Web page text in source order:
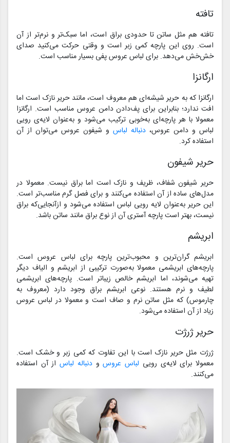
تافته
تافته هم مثل ساتن تا حدودی براق است، اما سبک‌تر و نرم‌تر از آن
است. روی این پارچه کمی زبر است و وقتی حرکت می‌کنید صدای
خش‌خش می‌دهد. برای لباس عروس پفی بسیار مناسب است.
ارگانزا
ارگانزا که به حریر شیشه‌ای هم معروف است، مانند حریر نازک است اما
افت ندارد؛ بنابراین برای پف‌دادن دامن عروس مناسب است. ارگانزا
معمولا با هر پارچه‌ای به‌خوبی ترکیب می‌شود و به‌عنوان لایه‌ی رویی
لباس و دامن عروس، دنباله لباس و شیفون عروس می‌توان از آن
استفاده کرد.
حریر شیفون
حریر شیفون شفاف، ظریف و نازک است اما براق نیست. معمولا در
مدل‌های ساده از آن استفاده می‌کنند و برای فصل گرم مناسب‌تر است.
این حریر به‌عنوان لایه رویی لباس استفاده می‌شود و ازآنجایی‌که براق
نیست، بهتر است پارچه آستری آن از نوع براق مانند ساتن باشد.
ابریشم
ابریشم گران‌ترین و محبوب‌ترین پارچه برای لباس عروس است.
پارچه‌های ابریشمی معمولا به‌صورت ترکیبی از ابریشم و الیاف دیگر
تهیه می‌شوند، اما ابریشم خالص زیباتر است. پارچه‌های ابریشمی
لطیف و نرم هستند. نوعی ابریشم براق وجود دارد (معروف به
چارموس) که مثل ساتن نرم و صاف است و معمولا در لباس عروس
زیاد از آن استفاده می‌شود.
حریر ژرژت
ژرژت مثل حریر نازک است با این تفاوت که کمی زبر و خشک است.
معمولا برای لایه‌ی رویی لباس عروسودنباله لباساز آن استفاده
می‌کنند.